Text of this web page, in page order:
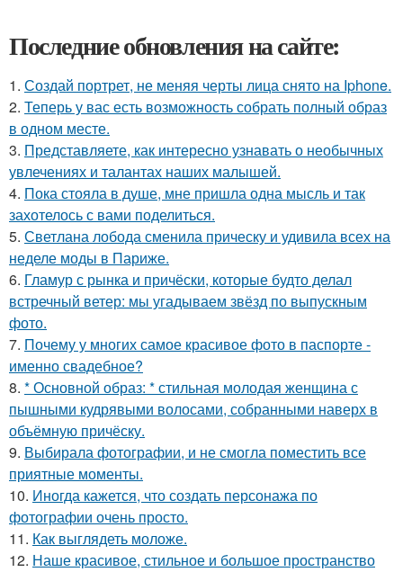
Последние обновления на сайте:
1. Создай портрет, не меняя черты лица снято на Iphone.
2. Теперь у вас есть возможность собрать полный образ
в одном месте.
3. Представляете, как интересно узнавать о необычных
увлечениях и талантах наших малышей.
4. Пока стояла в душе, мне пришла одна мысль и так
захотелось с вами поделиться.
5. Светлана лобода сменила прическу и удивила всех на
неделе моды в Париже.
6. Гламур с рынка и причёски, которые будто делал
встречный ветер: мы угадываем звёзд по выпускным
фото.
7. Почему у многих самое красивое фото в паспорте -
именно свадебное?
8. * Основной образ: * стильная молодая женщина с
пышными кудрявыми волосами, собранными наверх в
объёмную причёску.
9. Выбирала фотографии, и не смогла поместить все
приятные моменты.
10. Иногда кажется, что создать персонажа по
фотографии очень просто.
11. Как выглядеть моложе.
12. Наше красивое, стильное и большое пространство